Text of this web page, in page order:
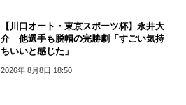
【川口オート・東京スポーツ杯】永井大
介 他選手も脱帽の完勝劇「すごい気持
ちいいと感じた」
2026年 8月8日 18:50